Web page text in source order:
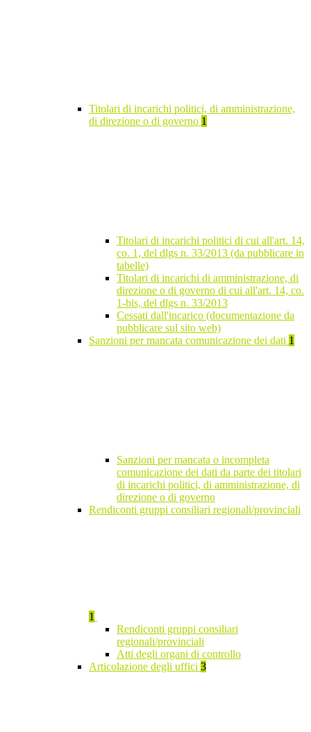
Titolari di incarichi politici, di amministrazione,
di direzione o di governo 1
Titolari di incarichi politici di cui all'art. 14,
co. 1, del dlgs n. 33/2013 (da pubblicare in
tabelle)
Titolari di incarichi di amministrazione, di
direzione o di governo di cui all'art. 14, co.
1-bis, del dlgs n. 33/2013
Cessati dall'incarico (documentazione da
pubblicare sul sito web)
Sanzioni per mancata comunicazione dei dati 1
Sanzioni per mancata o incompleta
comunicazione dei dati da parte dei titolari
di incarichi politici, di amministrazione, di
direzione o di governo
Rendiconti gruppi consiliari regionali/provinciali
1
Rendiconti gruppi consiliari
regionali/provinciali
Atti degli organi di controllo
Articolazione degli uffici 3